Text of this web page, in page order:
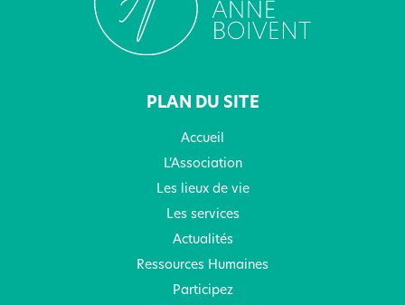
PLAN DU SITE
Accueil
L’Association
Les lieux de vie
Les services
Actualités
Ressources Humaines
Participez